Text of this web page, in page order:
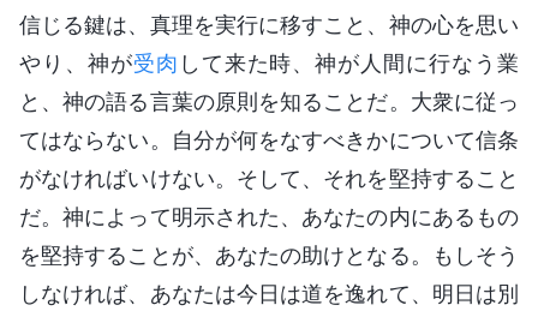
信じる鍵は、真理を実行に移すこと、神の心を思い
やり、神が受肉 して来た時、神が人間に行なう業
と、神の語る言葉の原則を知ることだ。大衆に従っ
てはならない。自分が何をなすべきかについて信条
がなければいけない。そして、それを堅持すること
だ。神によって明示された、あなたの内にあるもの
を堅持することが、あなたの助けとなる。もしそう
しなければ、あなたは今日は道を逸れて、明日は別